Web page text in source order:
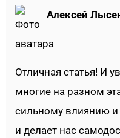
Алексей
Отличная статья! И
многие на разном
сильному влиянию и
и делает нас